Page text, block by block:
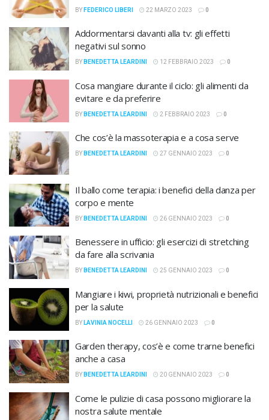
BY FEDERICO LIBERI 22 MARZO 2023 0
Addormentarsi davanti alla tv: gli effetti
negativi sul sonno
BY BENEDETTA LEARDINI 12 FEBBRAIO 2023 0
Cosa mangiare durante il ciclo: gli alimenti da
evitare e da preferire
BY BENEDETTA LEARDINI 2 FEBBRAIO 2023 0
Che cos’è la massoterapia e a cosa serve
BY BENEDETTA LEARDINI 27 GENNAIO 2023 0
Il ballo come terapia: i benefici della danza per
corpo e mente
BY BENEDETTA LEARDINI 26 GENNAIO 2023 0
Benessere in ufficio: gli esercizi di stretching
da fare alla scrivania
BY BENEDETTA LEARDINI 25 GENNAIO 2023 0
Mangiare i kiwi, proprietà nutrizionali e benefici
per la salute
BY LAVINIA NOCELLI 26 GENNAIO 2023 0
Garden therapy, cos’è e come trarne benefici
anche a casa
BY BENEDETTA LEARDINI 20 GENNAIO 2023 0
Come le pulizie di casa possono migliorare la
nostra salute mentale